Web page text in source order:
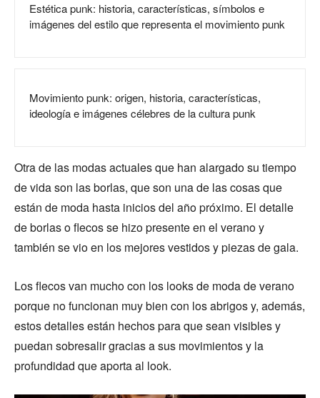
Estética punk: historia, características, símbolos e
imágenes del estilo que representa el movimiento punk
Movimiento punk: origen, historia, características,
ideología e imágenes célebres de la cultura punk
Otra de las modas actuales que han alargado su tiempo
de vida son las borlas, que son una de las cosas que
están de moda hasta inicios del año próximo. El detalle
de borlas o flecos se hizo presente en el verano y
también se vio en los mejores vestidos y piezas de gala.
Los flecos van mucho con los looks de moda de verano
porque no funcionan muy bien con los abrigos y, además,
estos detalles están hechos para que sean visibles y
puedan sobresalir gracias a sus movimientos y la
profundidad que aporta al look.